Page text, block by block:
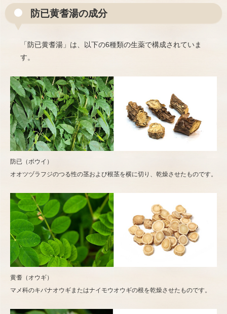
防已黄耆湯の成分
「防已黄耆湯」は、以下の6種類の生薬で構成されていま
す。
防已（ボウイ）
オオツヅラフジのつる性の茎および根茎を横に切り、乾燥させたものです。
黄耆（オウギ）
マメ科のキバナオウギまたはナイモウオウギの根を乾燥させたものです。